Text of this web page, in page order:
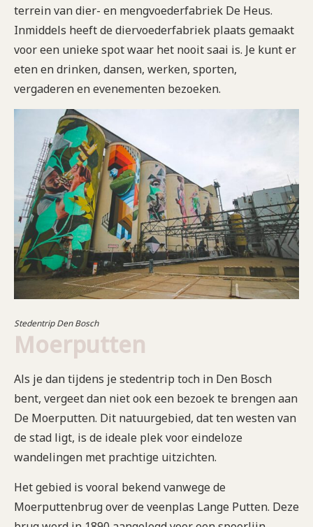
terrein van dier- en mengvoederfabriek De Heus.
Inmiddels heeft de diervoederfabriek plaats gemaakt
voor een unieke spot waar het nooit saai is. Je kunt er
eten en drinken, dansen, werken, sporten,
vergaderen en evenementen bezoeken.
Stedentrip Den Bosch
Moerputten
Als je dan tijdens je stedentrip toch in Den Bosch
bent, vergeet dan niet ook een bezoek te brengen aan
De Moerputten. Dit natuurgebied, dat ten westen van
de stad ligt, is de ideale plek voor eindeloze
wandelingen met prachtige uitzichten.
Het gebied is vooral bekend vanwege de
Moerputtenbrug over de veenplas Lange Putten. Deze